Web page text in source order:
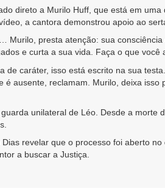
direto a Murilo Huff, que está em
a cantora demonstrou apoio ao
Murilo, presta atenção: sua
e curta a sua vida. Faça o que você
de caráter, isso está escrito na sua
ausente, reclamam. Murilo, deixa
unilateral de Léo. Desde a
revelar que o processo foi aberto
a buscar a Justiça.